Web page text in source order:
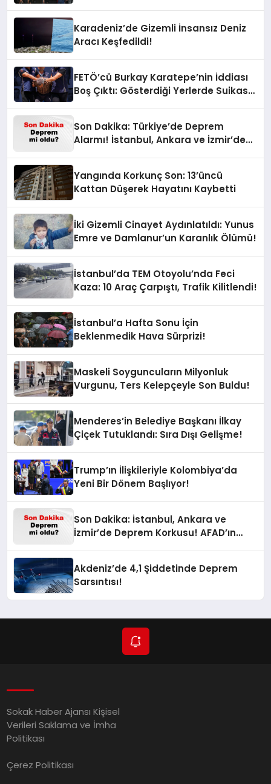
Karadeniz’de Gizemli İnsansız Deniz
Aracı Keşfedildi!
FETÖ’cü Burkay Karatepe’nin İddiası
Boş Çıktı: Gösterdiği Yerlerde Suikast
Son Dakika: Türkiye’de Deprem
Alarmı! İstanbul, Ankara ve İzmir’de
Yangında Korkunç Son: 13’üncü
Kattan Düşerek Hayatını Kaybetti
İki Gizemli Cinayet Aydınlatıldı: Yunus
Emre ve Damlanur’un Karanlık Ölümü!
İstanbul’da TEM Otoyolu’nda Feci
Kaza: 10 Araç Çarpıştı, Trafik Kilitlendi!
İstanbul’a Hafta Sonu İçin
Beklenmedik Hava Sürprizi!
Maskeli Soyguncuların Milyonluk
Vurgunu, Ters Kelepçeyle Son Buldu!
Menderes’in Belediye Başkanı İlkay
Çiçek Tutuklandı: Sıra Dışı Gelişme!
Trump’ın İlişkileriyle Kolombiya’da
Yeni Bir Dönem Başlıyor!
Son Dakika: İstanbul, Ankara ve
İzmir’de Deprem Korkusu! AFAD’ın
Akdeniz’de 4,1 Şiddetinde Deprem
Sarsıntısı!
Sokak Haber Ajansı Kişisel
Verileri Saklama ve İmha
Politikası
Çerez Politikası